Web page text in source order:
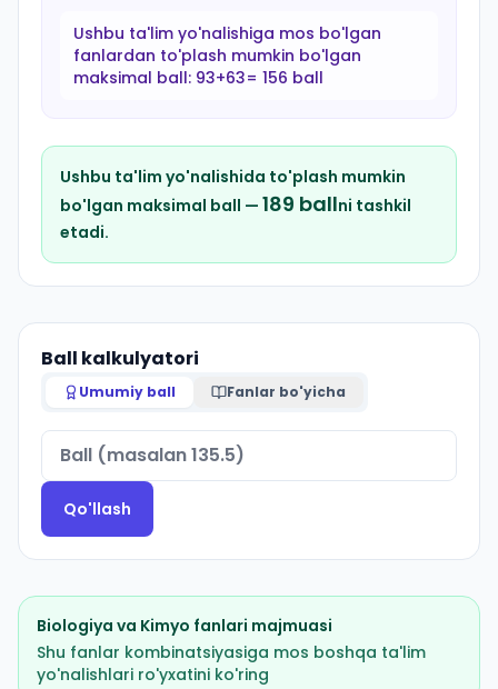
Ushbu ta'lim yo'nalishiga mos bo'lgan
fanlardan to'plash mumkin bo'lgan
maksimal ball: 93+63= 156 ball
Ushbu ta'lim yo'nalishida to'plash mumkin
bo'lgan maksimal ball — 189 ballni tashkil
etadi.
Ball kalkulyatori
Umumiy ball Fanlar bo'yicha
Qo'llash
Biologiya va Kimyo fanlari majmuasi
Shu fanlar kombinatsiyasiga mos boshqa ta'lim
yo'nalishlari ro'yxatini ko'ring